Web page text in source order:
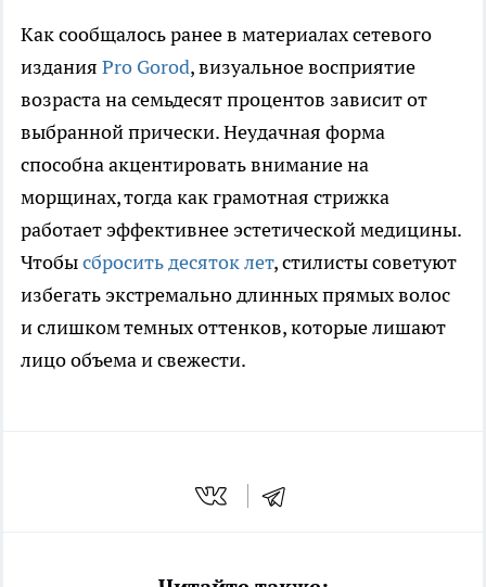
Как сообщалось ранее в материалах сетевого
издания Pro Gorod, визуальное восприятие
возраста на семьдесят процентов зависит от
выбранной прически. Неудачная форма
способна акцентировать внимание на
морщинах, тогда как грамотная стрижка
работает эффективнее эстетической медицины.
Чтобысбросить десяток лет, стилисты советуют
избегать экстремально длинных прямых волос
и слишком темных оттенков, которые лишают
лицо объема и свежести.